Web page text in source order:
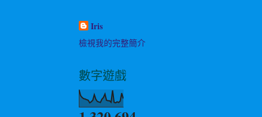
Iris
檢視我的完整簡介
數字遊戲